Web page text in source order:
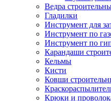
Ведра
Гладилки
Инструмент для
Инструмент по
Инструмент по
Карандаши
Кельмы
Кисти
Ковши
Крюки и